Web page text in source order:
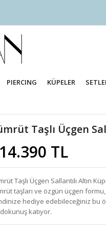
PIERCING KÜPELER
Taşlı Üçgen
TL
Taşlı Üçgen Sallantılı Altın
taşları ve özgün üçgen
hediye edebileceğiniz bu
katıyor.